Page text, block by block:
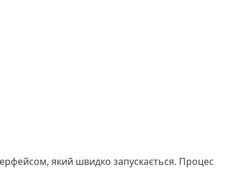
який швидко запускається. Процес